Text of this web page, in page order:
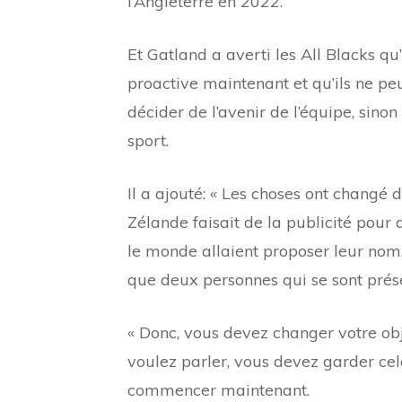
Et Gatland a averti les All Blacks
proactive maintenant et qu’ils ne
décider de l’avenir de l’équipe,
sport.
Il a ajouté: « Les choses ont
Zélande faisait de la publicité pour
le monde allaient proposer leur
que deux personnes qui se sont
« Donc, vous devez changer votre
voulez parler, vous devez garder
commencer maintenant.